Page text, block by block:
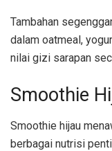
Tambahan
dalam oatmeal,
nilai gizi sarapan
Smoothie
Smoothie hijau
berbagai nutrisi